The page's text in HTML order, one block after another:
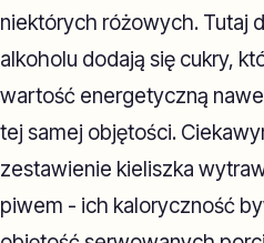
niektórych różowych. Tutaj
alkoholu dodają się cukry,
wartość energetyczną
tej samej objętości.
zestawienie kieliszka
piwem - ich kaloryczność